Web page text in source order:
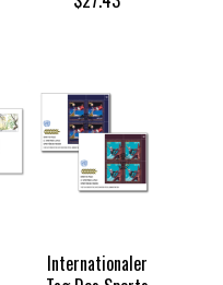
Internationaler